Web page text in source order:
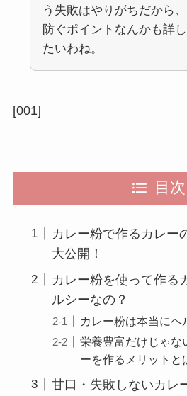
う失敗はやりがちだから
防ぐポイントなんかも詳
たいわね。
[001]
目次
カレー粉で作るカレー
大公開！
カレー粉を使って作る
ルシーなの？
カレー粉は本当にヘ
栄養豊富だけじゃな
ーを作るメリットと
甘口・失敗しないカレ